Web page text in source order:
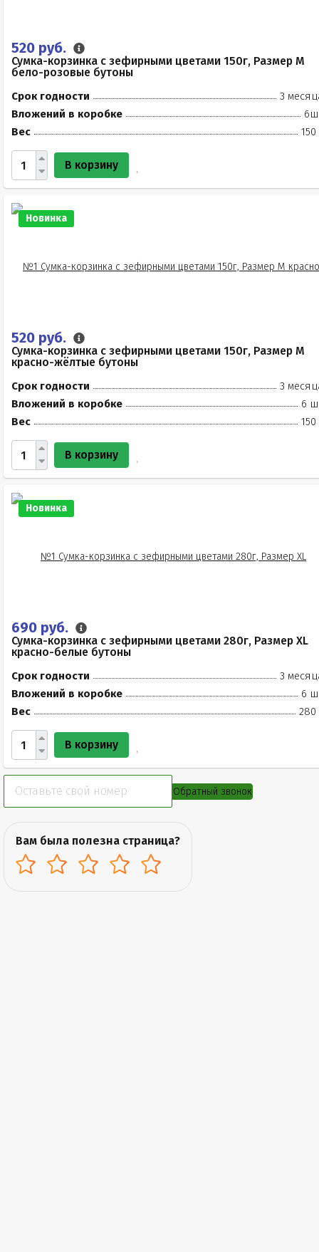
520 руб.
Сумка-корзинка с зефирными цветами 150г, Размер М
бело-розовые бутоны
Срок годности
3
Вложений в коробке
Вес
150
В корзину
Новинка
520 руб.
Сумка-корзинка с зефирными цветами 150г, Размер М
красно-жёлтые бутоны
Срок годности
3
Вложений в коробке
6
Вес
150
В корзину
Новинка
690 руб.
Сумка-корзинка с зефирными цветами 280г, Размер XL
красно-белые бутоны
Срок годности
3
Вложений в коробке
6
Вес
280
В корзину
Обратный звонок
Вам была полезна страница?